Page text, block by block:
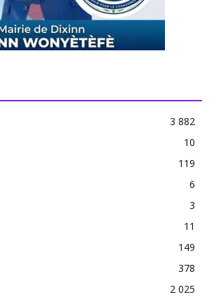
3 882
10
119
6
3
11
149
378
2 025